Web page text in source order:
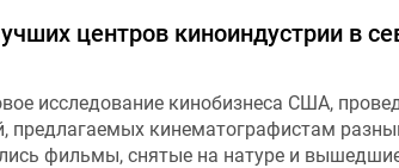
центров киноиндустрии в
исследование кинобизнеса США,
предлагаемых кинематографистам
фильмы, снятые на натуре и